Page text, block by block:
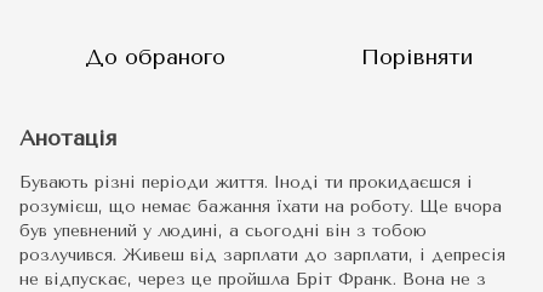
До обраного Порівняти
Анотація
Бувають різні періоди життя. Іноді ти прокидаєшся і
розумієш, що немає бажання їхати на роботу. Ще вчора
був упевнений у людині, а сьогодні він з тобою
розлучився. Живеш від зарплати до зарплати, і депресія
не відпускає, через це пройшла Бріт Франк. Вона не з